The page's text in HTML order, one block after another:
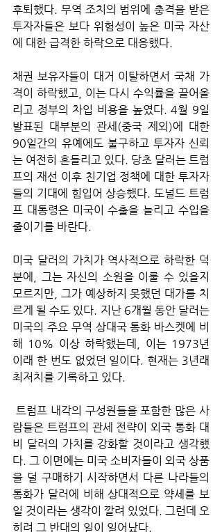
후퇴했다. 무역 조치의 범위에 충격을 받은
투자자들은 보다 위험성이 높은 미국 자산
에 대한 급격한 하락으로 대응했다.
채권 보유자들이 대거 이탈하면서 국채 가
격이 하락했고, 이는 다시 수익률을 끌어올
리고 정부의 차입 비용을 높였다. 4월 9일
발표된 대부분의 관세(중국 제외)에 대한
90일간의 유예에도 불구하고 투자자 신뢰
는 여전히 흔들리고 있다. 당초 달러는 트럼
프의 재선 이후 친기업 정책에 대한 투자자
들의 기대에 힘입어 상승했다. 도널드 트럼
프 대통령은 미국이 수출을 늘리고 수입을
줄이기를 바란다.
미국 달러의 가치가 역사적으로 하락한 덕
분에, 그는 자신의 소원을 이룰 수 있을지
모르지만, 그가 예상하지 못했던 대가를 치
르게 될 수도 있다. 지난 6개월 동안 달러는
미국의 주요 무역 상대국 통화 바스켓에 비
해 10% 이상 하락했는데, 이는 1973년
이래 한 번도 없었던 일이다. 현재는 3년래
최저치를 기록하고 있다.
람들은 트럼프의 관세 전략이 외국 통화 대
비 달러의 가치를 강화할 것이라고 생각했
다. 그 이면에는 미국 소비자들이 외국 상품
을 덜 구매하기 시작하면서 다른 나라들의
통화가 달러에 비해 상대적으로 약세를 보
일 것이라는 생각이 깔려 있었다. 그런데 오
히려 그 반대의 일이 일어났다.